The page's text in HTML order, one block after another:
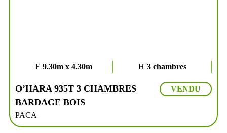
9.30m x 4.30m 3 chambres
O’HARA 935T 3 CHAMBRES
BARDAGE BOIS
PACA
VENDU